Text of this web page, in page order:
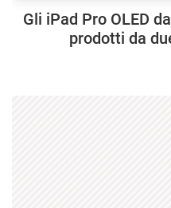
Gli iPad Pro OLED
prodotti da